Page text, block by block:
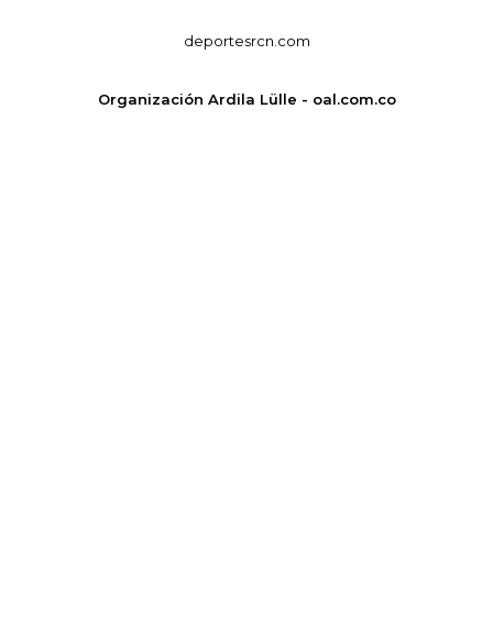
deportesrcn.com
Organización Ardila Lülle - oal.com.co